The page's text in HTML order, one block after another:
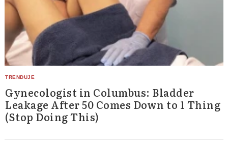
Gynecologist in Columbus: Bladder
Leakage After 50 Comes Down to 1 Thing
(Stop Doing This)